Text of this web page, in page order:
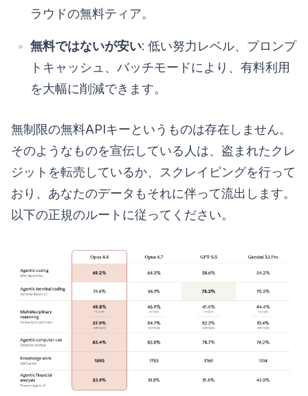
ラウドの無料ティア。
無料ではないが安い: 低い努力レベル、プロンプ
トキャッシュ、バッチモードにより、有料利用
を大幅に削減できます。
無制限の無料APIキーというものは存在しません。
そのようなものを宣伝している人は、盗まれたクレ
ジットを転売しているか、スクレイピングを行って
おり、あなたのデータもそれに伴って流出します。
以下の正規のルートに従ってください。